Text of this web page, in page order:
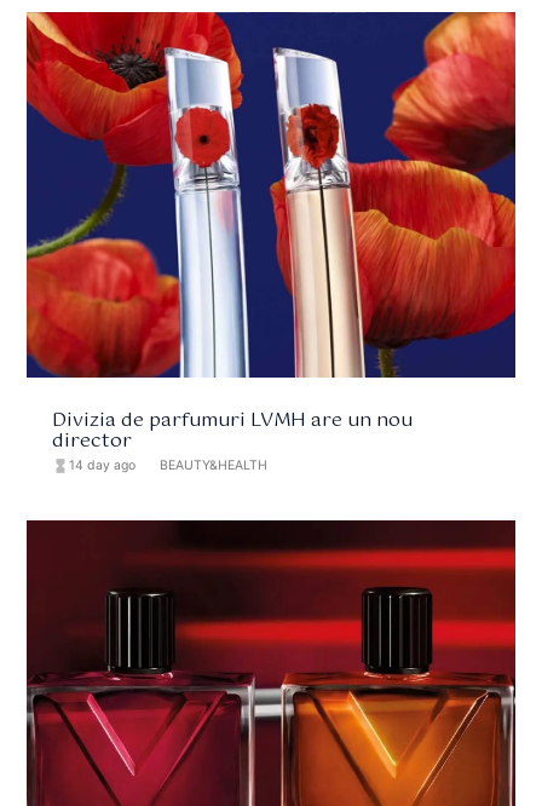
Divizia de parfumuri LVMH are un nou
director
hourglass_full 14 day ago BEAUTY&HEALTH